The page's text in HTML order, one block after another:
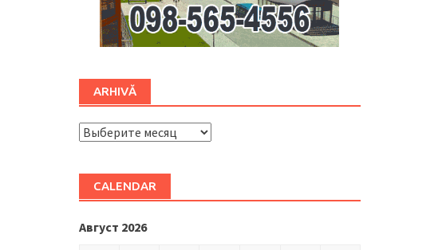
ARHIVĂ
ARHIVĂ
CALENDAR
Август 2026